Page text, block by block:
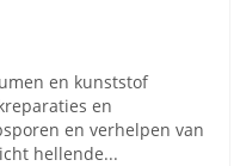
en kunststof
en
en verhelpen van
hellende...